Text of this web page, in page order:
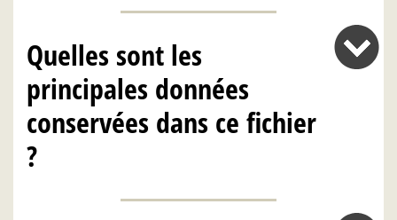
Quelles sont les
principales données
conservées dans ce fichier
?